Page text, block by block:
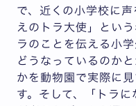
で、近くの小学校に
えのトラ大使」とい
ラのことを伝える小
どうなっているのか
かを動物園で実際に
す。そして、「トラ